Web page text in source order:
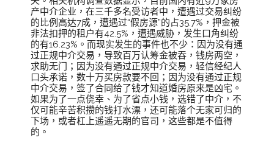
产中介企业，在三千多名受访者中，遭遇过交易纠纷
的比例高达7成，遭遇过“假房源”的占35.7%，押金被
非法扣押的租户有42.5%，遭遇威胁，发生口角纠纷
的有16.23%。而现实发生的事件也不少：因为没有通
过正规中介交易，导致百万认筹金被吞，钱房两空，
求助无门；因为没有通过正规中介交易，轻信经纪人
口头承诺，数十万买房款要不回；因为没有通过正规
中介交易，签了合同给了钱才知道婚房原来是凶宅。
如果为了一点侥幸、为了省点小钱，选错了中介，不
仅可能辛苦积攒的钱打水漂，还可能落个无家可归的
下场，或者杠上遥遥无期的官司，这些都是不值得
的。